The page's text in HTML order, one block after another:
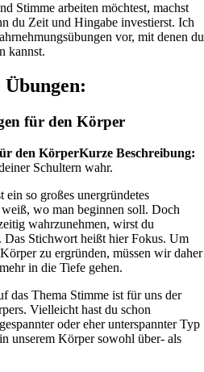
Stimme arbeiten möchtest, machst
du Zeit und Hingabe investierst. Ich
vor, mit denen du
kannst.
für den Körper
Kurze Beschreibung:
Schultern wahr.
ein so großes unergründetes
wo man beginnen soll. Doch
wahrzunehmen, wirst du
Das Stichwort heißt hier Fokus. Um
zu ergründen, müssen wir daher
in die Tiefe gehen.
das Thema Stimme ist für uns der
Vielleicht hast du schon
oder eher unterspannter Typ
unserem Körper sowohl über- als